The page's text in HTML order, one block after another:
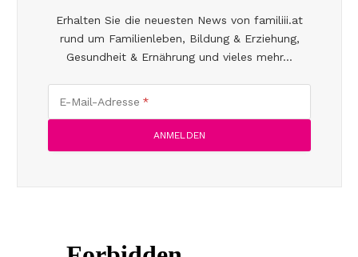
Erhalten Sie die neuesten News von familiii.at
rund um Familienleben, Bildung & Erziehung,
Gesundheit & Ernährung und vieles mehr...
E-Mail-Adresse